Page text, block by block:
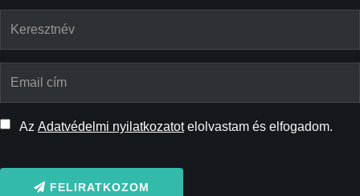
Az Adatvédelmi nyilatkozatotelolvastam és elfogadom.
FELIRATKOZOM